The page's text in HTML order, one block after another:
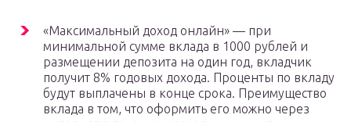
«Максимальный доход онлайн» — при
минимальной сумме вклада в 1000 рублей и
размещении депозита на один год, вкладчик
получит 8% годовых дохода. Проценты по вкладу
будут выплачены в конце срока. Преимущество
вклада в том, что оформить его можно через